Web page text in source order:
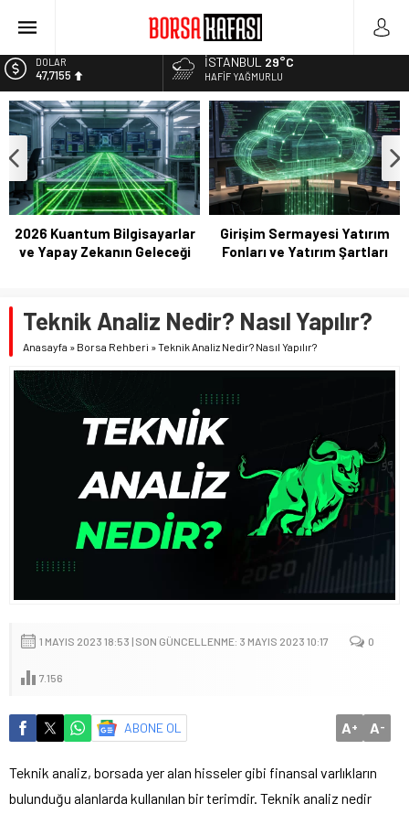
Kayseri Şeker Fabrika İnşaatının Temelini Atıyor
Haftanın En Çok Kazandıran Yatırım Aracı
Bitcoin Halving Sonrası Kripto Para Piyasası
2027 Borsa Yatırımları: Akıllı Portföy Stratejileri
EURO
55,1921
ALTIN
6.659,09
BİST
13.779,39
DOLAR
47,7155
İSTANBUL 29°C
HAFIF YAĞMURLU
2026 Kuantum Bilgisayarlar
ve Yapay Zekanın Geleceği
Girişim Sermayesi Yatırım
Fonları ve Yatırım Şartları
Teknik Analiz Nedir? Nasıl Yapılır?
Anasayfa » Borsa Rehberi »Teknik Analiz Nedir? Nasıl Yapılır?
1 MAYIS 2023 18:53 | SON GÜNCELLENME: 3 MAYIS 2023 10:17 0
7.156
ABONE OL A+ A-
Teknik analiz, borsada yer alan hisseler gibi finansal varlıkların
bulunduğu alanlarda kullanılan bir terimdir. Teknik analiz nedir